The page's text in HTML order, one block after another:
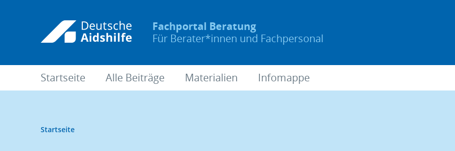
Fachportal Beratung
Für Berater*innen und Fachpersonal
Startseite Alle Beiträge Materialien Infomappe
Startseite